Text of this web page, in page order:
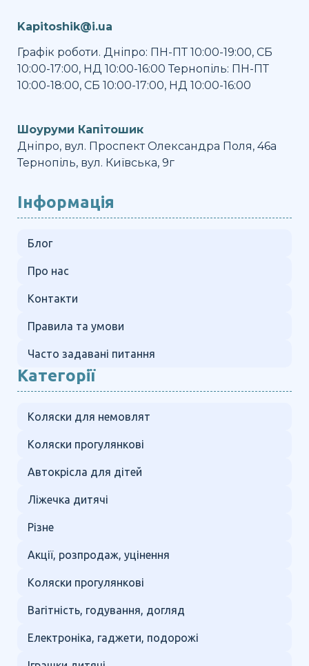
Kapitoshik@i.ua
Графік роботи. Дніпро: ПН-ПТ 10:00-19:00, СБ
10:00-17:00, НД 10:00-16:00 Тернопіль: ПН-ПТ
10:00-18:00, СБ 10:00-17:00, НД 10:00-16:00
Шоуруми Капітошик
Дніпро, вул. Проспект Олександра Поля, 46а
Тернопіль, вул. Київська, 9г
Інформація
Блог
Про нас
Контакти
Правила та умови
Часто задавані питання
Категорії
Коляски для немовлят
Коляски прогулянкові
Автокрісла для дітей
Ліжечка дитячі
Різне
Акції, розпродаж, уцінення
Коляски прогулянкові
Вагітність, годування, догляд
Електроніка, гаджети, подорожі